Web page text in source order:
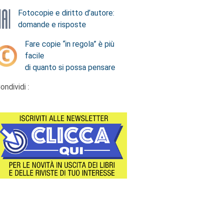
Fotocopie e diritto d’autore:
domande e risposte
Fare copie “in regola” è più
facile
di quanto si possa pensare
: